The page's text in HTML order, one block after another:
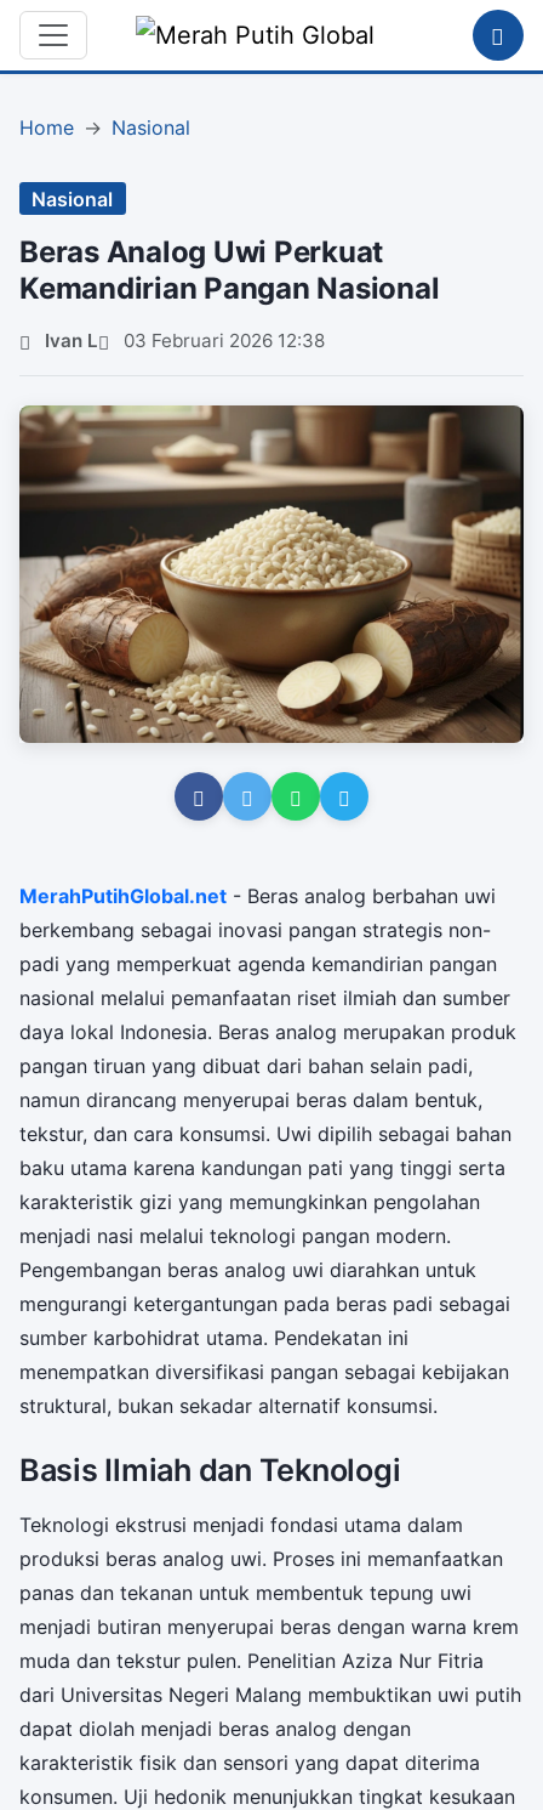
Home Nasional
Nasional
Beras Analog Uwi Perkuat
Kemandirian Pangan Nasional
Ivan L 03 Februari 2026 12:38
MerahPutihGlobal.net - Beras analog berbahan uwi
berkembang sebagai inovasi pangan strategis non-
padi yang memperkuat agenda kemandirian pangan
nasional melalui pemanfaatan riset ilmiah dan sumber
daya lokal Indonesia. Beras analog merupakan produk
pangan tiruan yang dibuat dari bahan selain padi,
namun dirancang menyerupai beras dalam bentuk,
tekstur, dan cara konsumsi. Uwi dipilih sebagai bahan
baku utama karena kandungan pati yang tinggi serta
karakteristik gizi yang memungkinkan pengolahan
menjadi nasi melalui teknologi pangan modern.
Pengembangan beras analog uwi diarahkan untuk
mengurangi ketergantungan pada beras padi sebagai
sumber karbohidrat utama. Pendekatan ini
menempatkan diversifikasi pangan sebagai kebijakan
struktural, bukan sekadar alternatif konsumsi.
Basis Ilmiah dan Teknologi
Teknologi ekstrusi menjadi fondasi utama dalam
produksi beras analog uwi. Proses ini memanfaatkan
panas dan tekanan untuk membentuk tepung uwi
menjadi butiran menyerupai beras dengan warna krem
muda dan tekstur pulen. Penelitian Aziza Nur Fitria
dari Universitas Negeri Malang membuktikan uwi putih
dapat diolah menjadi beras analog dengan
karakteristik fisik dan sensori yang dapat diterima
konsumen. Uji hedonik menunjukkan tingkat kesukaan